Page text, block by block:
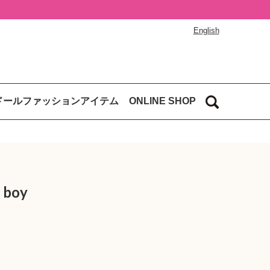
English
ールファッションアイテム ONLINE SHOP
boy